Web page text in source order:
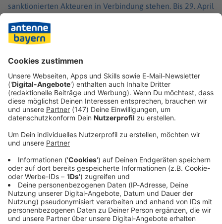
sanktionierten Akteuren in Verbindung stehen. Bis 29. April
Rosneft Deutschland vereint den Angaben nach rund
zwölf Prozent der deutschen Erdölverarbeitungskapazität
auf sich und gehört damit zu den größten